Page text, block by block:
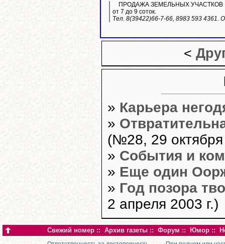
ПРОДАЖА ЗЕМЕЛЬНЫХ УЧАСТКОВ
от 7 до 9 соток.
Тел. 8(39422)66-7-66, 8983 593 4361.
<
» Карьера
»
(№28, 29 октября
» События и
» Еще один
» Год позора
2 апреля 2003 г.)
Свежий номер :: Архив газеты :: Форум :: Юмор ::